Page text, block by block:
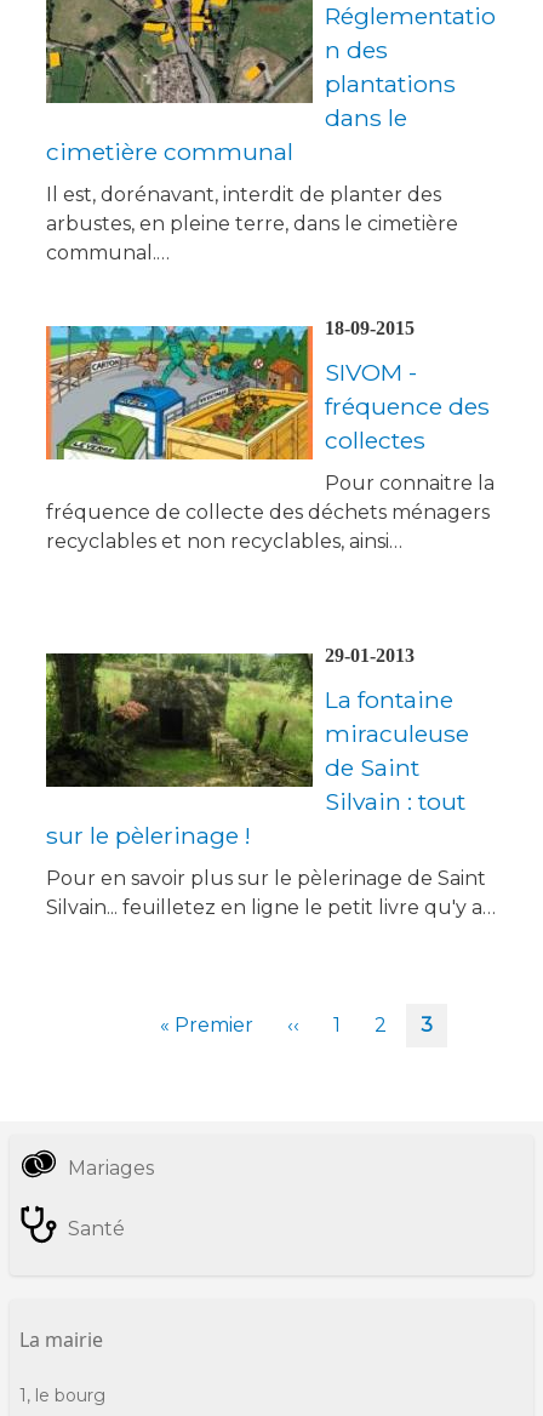
Réglementatio
n des
plantations
dans le
cimetière communal
Il est, dorénavant, interdit de planter des
arbustes, en pleine terre, dans le cimetière
communal.…
18-09-2015
SIVOM -
fréquence des
collectes
Pour connaitre la
fréquence de collecte des déchets ménagers
recyclables et non recyclables, ainsi…
29-01-2013
La fontaine
miraculeuse
de Saint
Silvain : tout
sur le pèlerinage !
Pour en savoir plus sur le pèlerinage de Saint
Silvain... feuilletez en ligne le petit livre qu'y a…
Première
« Premier
Page
‹‹ Page
1 Page
2
Page
3
Informations
pratiques
Mariages
Santé
La mairie
1, le bourg